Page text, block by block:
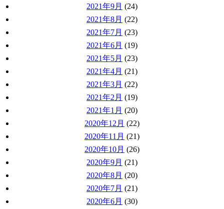
2021年9月 (24)
2021年8月 (22)
2021年7月 (23)
2021年6月 (19)
2021年5月 (23)
2021年4月 (21)
2021年3月 (22)
2021年2月 (19)
2021年1月 (20)
2020年12月 (22)
2020年11月 (21)
2020年10月 (26)
2020年9月 (21)
2020年8月 (20)
2020年7月 (21)
2020年6月 (30)